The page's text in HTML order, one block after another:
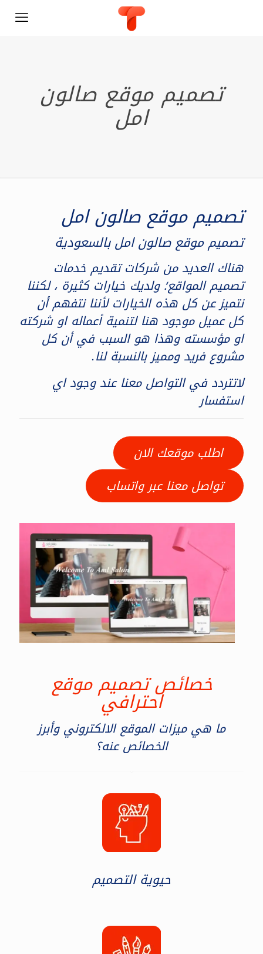
تصميم موقع صالون
امل
تصميم موقع صالون امل
تصميم موقع صالون امل بالسعودية
هناك العديد من شركات تقديم خدمات
تصميم المواقع؛ ولديك خيارات كثيرة ، لكننا
نتميز عن كل هذه الخيارات لأننا نتفهم أن
كل عميل موجود هنا لتنمية أعماله او شركته
او مؤسسته وهذا هو السبب في أن كل
مشروع فريد ومميز بالنسبة لنا.
لاتتردد في التواصل معنا عند وجود اي
استفسار
اطلب موقعك الان
تواصل معنا عبر واتساب
خصائص تصميم موقع
احترافي
ما هي ميزات الموقع الالكتروني وأبرز
الخصائص عنه؟
حيوية التصميم